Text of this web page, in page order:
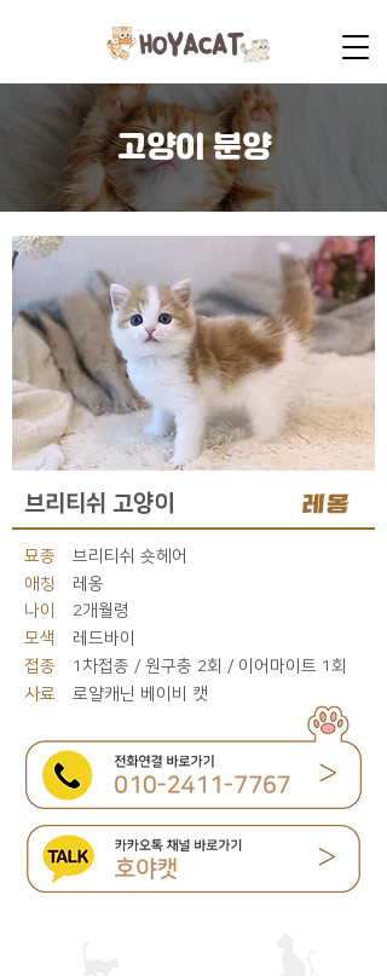
고양이 분양
브리티쉬 고양이 레옹
묘종
브리티쉬 숏헤어
애칭
레옹
나이
2개월령
모색
레드바이
접종
1차접종 / 원구충 2회 / 이어마이트 1회
사료
로얄캐닌 베이비 캣